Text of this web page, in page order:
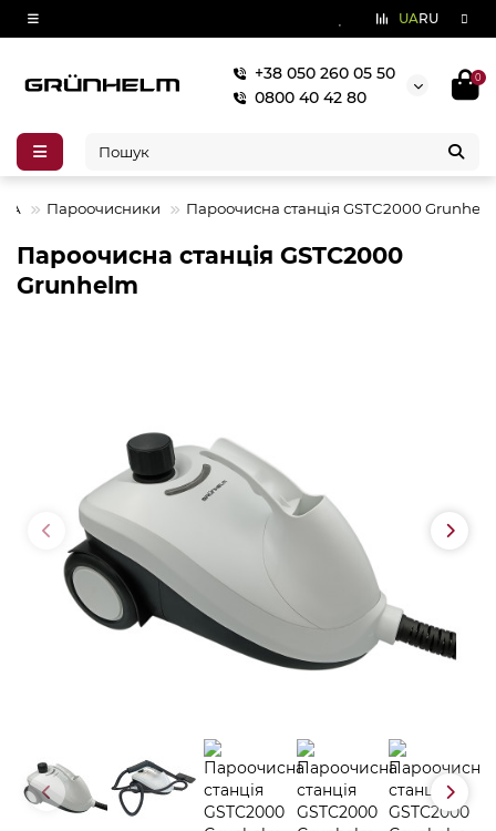
UARU
+38 050 260 05 50
0800 40 42 80
0
Пароочисники Пароочисна станція GSTC2000
Пароочисна станція GSTC2000
Grunhelm